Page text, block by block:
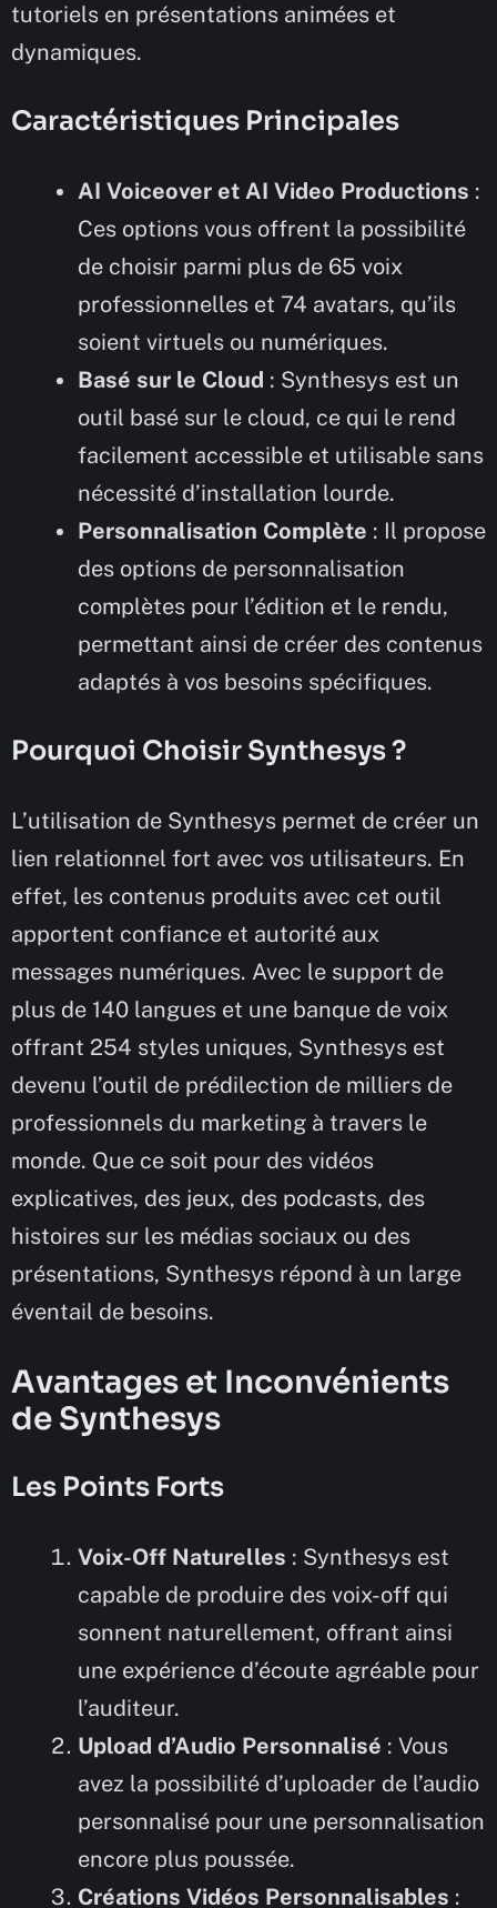
tutoriels en présentations animées et
dynamiques.
Caractéristiques Principales
AI Voiceover et AI Video Productions :
Ces options vous offrent la possibilité
de choisir parmi plus de 65 voix
professionnelles et 74 avatars, qu’ils
soient virtuels ou numériques.
Basé sur le Cloud : Synthesys est un
outil basé sur le cloud, ce qui le rend
facilement accessible et utilisable sans
nécessité d’installation lourde.
Personnalisation Complète : Il propose
des options de personnalisation
complètes pour l’édition et le rendu,
permettant ainsi de créer des contenus
adaptés à vos besoins spécifiques.
Pourquoi Choisir Synthesys ?
L’utilisation de Synthesys permet de créer un
lien relationnel fort avec vos utilisateurs. En
effet, les contenus produits avec cet outil
apportent confiance et autorité aux
messages numériques. Avec le support de
plus de 140 langues et une banque de voix
offrant 254 styles uniques, Synthesys est
devenu l’outil de prédilection de milliers de
professionnels du marketing à travers le
monde. Que ce soit pour des vidéos
explicatives, des jeux, des podcasts, des
histoires sur les médias sociaux ou des
présentations, Synthesys répond à un large
éventail de besoins.
Avantages et Inconvénients
de Synthesys
Les Points Forts
Voix-Off Naturelles : Synthesys est
capable de produire des voix-off qui
sonnent naturellement, offrant ainsi
une expérience d’écoute agréable pour
l’auditeur.
Upload d’Audio Personnalisé : Vous
avez la possibilité d’uploader de l’audio
personnalisé pour une personnalisation
encore plus poussée.
Créations Vidéos Personnalisables :